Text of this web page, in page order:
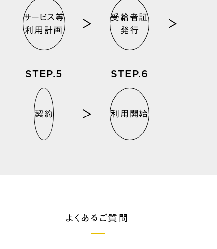
サービス等
利用計画
受給者証
発行
STEP.
契約
STEP.
利用開始
よくあるご質問